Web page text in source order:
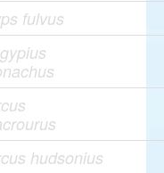
fulvus
hudsonius